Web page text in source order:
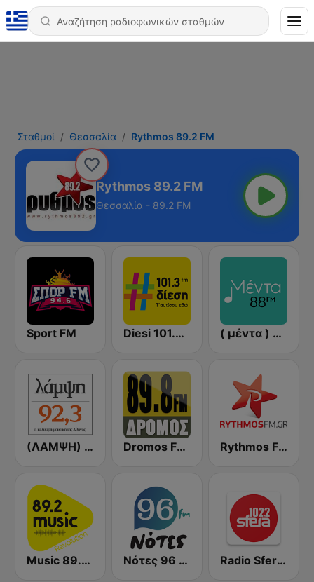
Σταθμοί Θεσσαλία Rythmos 89.2 FM
Rythmos 89.2 FM
Θεσσαλία - 89.2 FM
Sport FM Diesi 101.3 FM ( μέντα ) Menta 88 FM
(ΛΑΜΨΗ) Lampsi 92.3 FM Dromos FM - ΔΡΟΜΟΣ 89.8 Rythmos FM - Ρυθμος 94.9
Music 89.2 FM Νότες 96 FM - απλά ελληνικά! Radio Sfera 102.2 FM